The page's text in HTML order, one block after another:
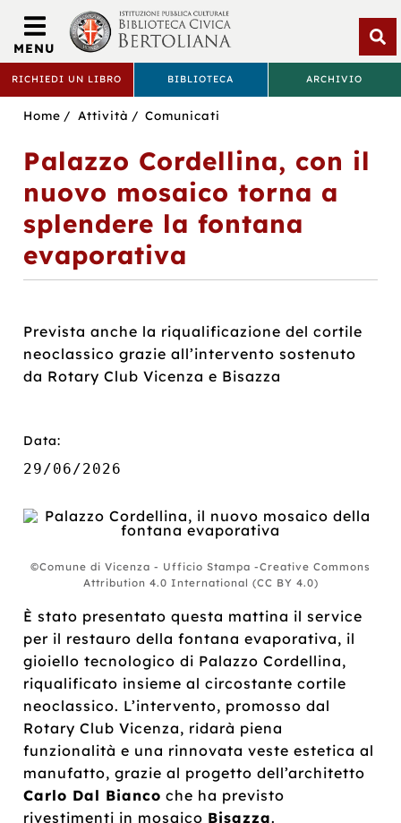
BIBLIOTECA
BERTOLIANA
RICHIEDI UN LIBRO BIBLIOTECA ARCHIVIO
MENU
Bertoliana
Sei
Home Attività Comunicati
Palazzo Cordellina, con il
nuovo mosaico torna a
splendere la fontana
evaporativa
Prevista anche la riqualificazione del cortile
neoclassico grazie all’intervento sostenuto
da Rotary Club Vicenza e Bisazza
Data:
29/06/2026
©Comune di Vicenza - Ufficio Stampa -Creative Commons
Attribution 4.0 International (CC BY 4.0)
È stato presentato questa mattina il service
per il restauro della fontana evaporativa, il
gioiello tecnologico di Palazzo Cordellina,
riqualificato insieme al circostante cortile
neoclassico. L’intervento, promosso dal
Rotary Club Vicenza, ridarà piena
funzionalità e una rinnovata veste estetica al
manufatto, grazie al progetto dell’architetto
Carlo Dal Bianco che ha previsto
rivestimenti in mosaico Bisazza.